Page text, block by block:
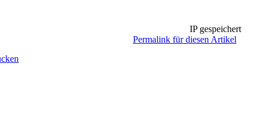
IP gespeichert
Permalink für diesen Artikel